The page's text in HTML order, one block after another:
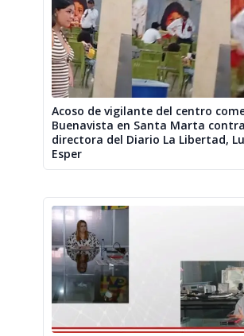
Acoso de vigilante del centro
Buenavista en Santa Marta
directora del Diario La Libertad,
Esper